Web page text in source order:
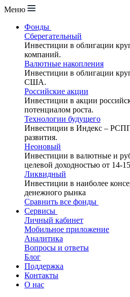
Меню
Фонды
Сберегательный
Инвестиции в облигации
компаний.
Валютные накопления
Инвестиции в облигации
США.
Российские акции
Инвестиции в акции
потенциалом роста.
Технологии будущего
Инвестиции в Индекс –
развития.
Неоновый
Инвестиции в валютные и
целевой доходностью от 14-
Ликвидный
Инвестиции в наиболее
денежного рынка
Сравнить все фонды
Сервисы
Личный кабинет
Мобильное приложение
Аналитика
Вопросы и ответы
Блог
Поддержка
Контакты
О нас